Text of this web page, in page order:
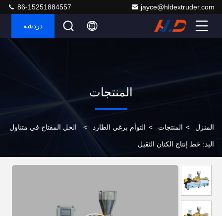
jayce@hldextruder.com
86-15251884557
دردشة
المنتجات
المنزل > المنتجات > التوأم برغي الطارد > الحل المفتاح في متناول
اليد: خط إنتاج الكتان الثقيل